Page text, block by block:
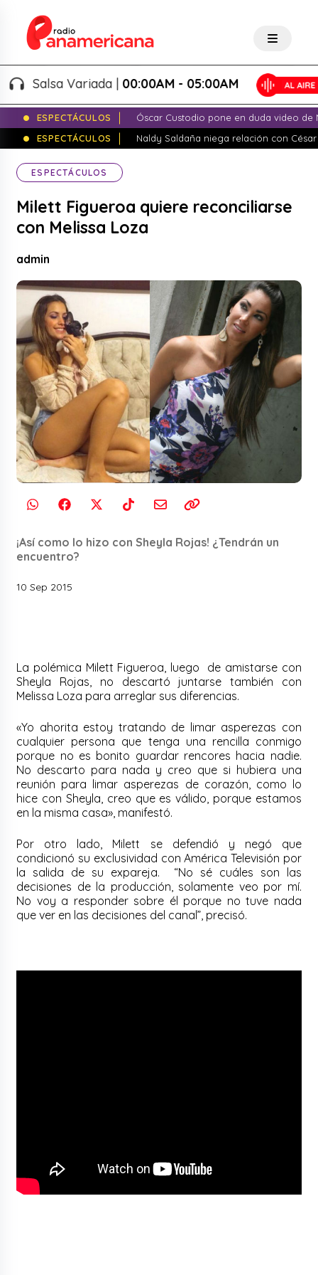
Salsa Variada |00:00AM - 05:00AM
ESPECTÁCULOS
Óscar Custodio pone en duda video de
ESPECTÁCULOS
Naldy Saldaña niega relación con
ESPECTÁCULOS
Milett Figueroa quiere reconciliarse
con Melissa Loza
admin
¡Así como lo hizo con Sheyla Rojas! ¿Tendrán un
encuentro?
10 Sep 2015
La polémica Milett Figueroa, luego de amistarse con
Sheyla Rojas, no descartó juntarse también con
Melissa Loza para arreglar sus diferencias.
«Yo ahorita estoy tratando de limar asperezas con
cualquier persona que tenga una rencilla conmigo
porque no es bonito guardar rencores hacia nadie.
No descarto para nada y creo que si hubiera una
reunión para limar asperezas de corazón, como lo
hice con Sheyla, creo que es válido, porque estamos
en la misma casa», manifestó.
Por otro lado, Milett se defendió y negó que
condicionó su exclusividad con América Televisión por
la salida de su expareja. “No sé cuáles son las
decisiones de la producción, solamente veo por mí.
No voy a responder sobre él porque no tuve nada
que ver en las decisiones del canal”, precisó.